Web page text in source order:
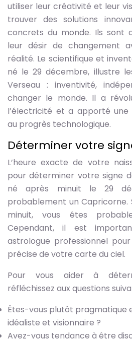
utiliser leur créativité et leur
trouver des solutions
concrets du monde. Ils sont
leur désir de changement
réalité. Le scientifique et
né le 29 décembre, illustre
Verseau : inventivité,
changer le monde. Il a
l’électricité et a apporté une
au progrès technologique.
Déterminer votre
L’heure exacte de votre
pour déterminer votre signe
né après minuit le 29
probablement un Capricorne.
minuit, vous êtes
Cependant, il est
astrologue professionnel
précise de votre carte du ciel.
Pour vous aider à
réfléchissez aux questions
Êtes-vous plutôt pragmatique
idéaliste et visionnaire ?
Avez-vous tendance à être